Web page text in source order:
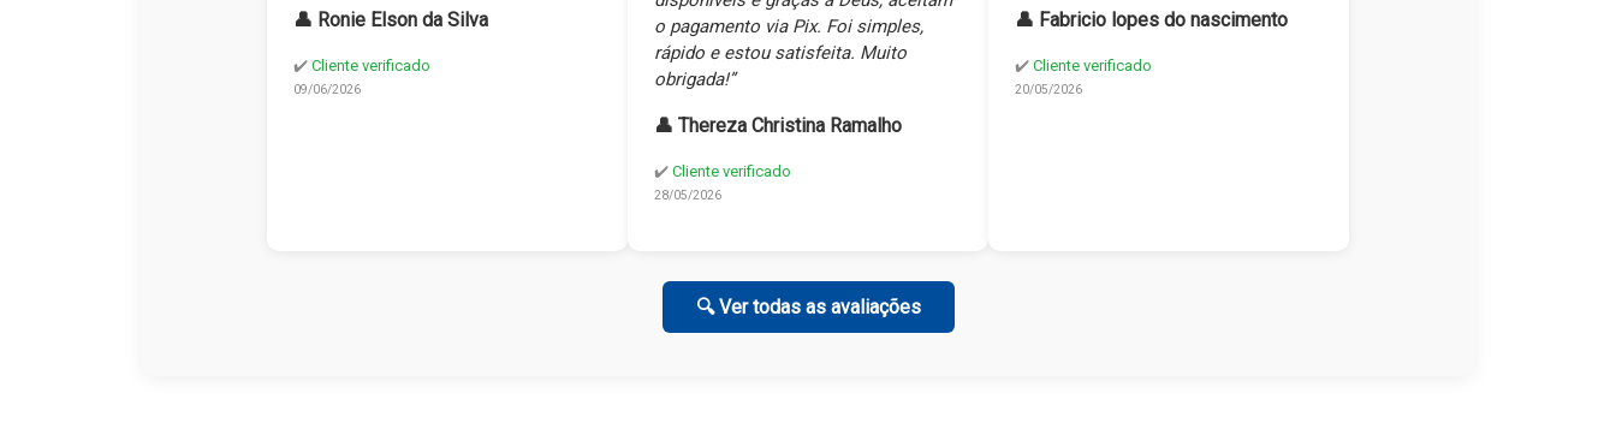
👤 Ronie Elson da Silva
✔️ Cliente verificado
09/06/2026
o pagamento via Pix. Foi simples,
rápido e estou satisfeita. Muito
obrigada!”
👤 Thereza Christina Ramalho
✔️ Cliente verificado
28/05/2026
👤 Fabricio lopes do nascimento
✔️ Cliente verificado
20/05/2026
🔍 Ver todas as avaliações